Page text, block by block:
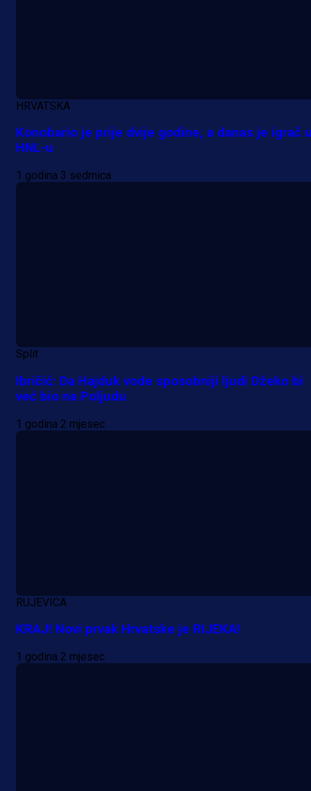
Promo vijesti
Počinje Premijer liga BiH: Pronađi
specijale i iskoristi jedinstvenu
ponudu
HRVATSKA
Konobario je prije dvije godine, a danas je igrač
HNL-u
1 godina 3 sedmica
Split
Ibričić: Da Hajduk vode sposobniji ljudi Džeko bi
već bio na Poljudu
1 godina 2 mjesec
RUJEVICA
KRAJ! Novi prvak Hrvatske je RIJEKA!
1 godina 2 mjesec